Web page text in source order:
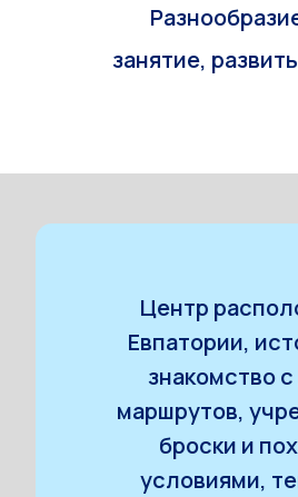
занятие,
Центр
Евпатории,
знакомство
маршрутов,
броски и
условиями,